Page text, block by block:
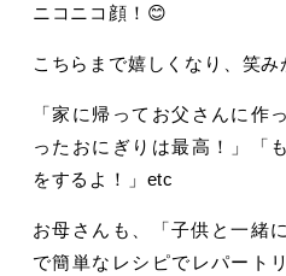
ニコニコ顔！😊
こちらまで嬉しくなり、笑み
「家に帰ってお父さんに作
ったおにぎりは最高！」「
をするよ！」etc
お母さんも、「子供と一緒
で簡単なレシピでレパート